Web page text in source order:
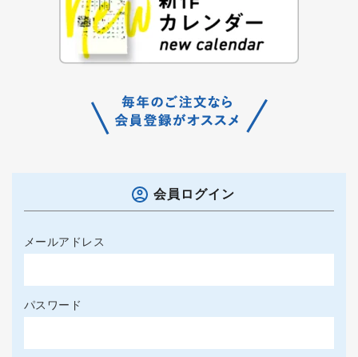
会員ログイン
メールアドレス
パスワード